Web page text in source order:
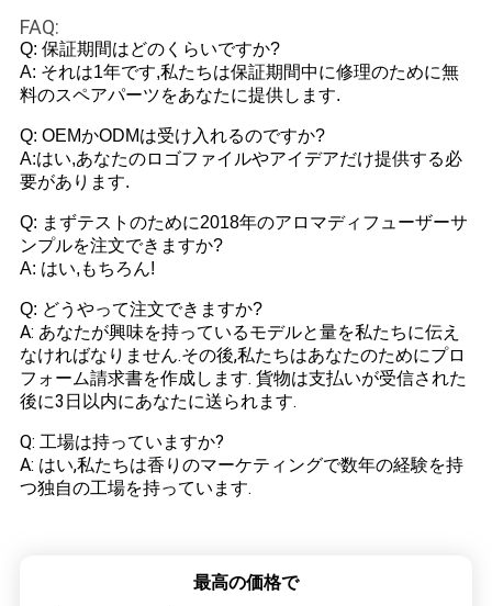
FAQ:
Q: 保証期間はどのくらいですか?
A: それは1年です,私たちは保証期間中に修理のために無
料のスペアパーツをあなたに提供します.
Q: OEMかODMは受け入れるのですか?
A:はい,あなたのロゴファイルやアイデアだけ提供する必
要があります.
Q: まずテストのために2018年のアロマディフューザーサ
ンプルを注文できますか?
A: はい,もちろん!
Q: どうやって注文できますか?
A: あなたが興味を持っているモデルと量を私たちに伝え
なければなりません.その後,私たちはあなたのためにプロ
フォーム請求書を作成します. 貨物は支払いが受信された
後に3日以内にあなたに送られます.
Q: 工場は持っていますか?
A: はい,私たちは香りのマーケティングで数年の経験を持
つ独自の工場を持っています.
最高の価格で